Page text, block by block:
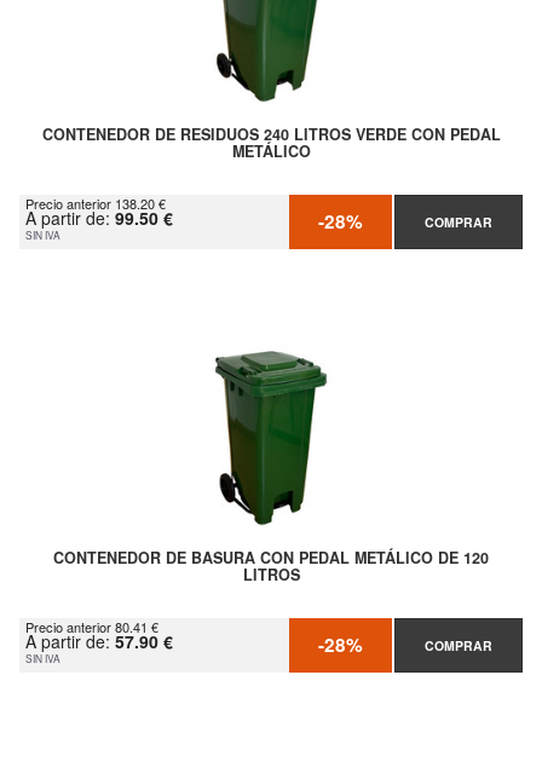
CONTENEDOR DE RESIDUOS 240 LITROS VERDE CON PEDAL
METÁLICO
Precio anterior 138.20 €
A partir de: 99.50 €
SIN IVA -28% COMPRAR
CONTENEDOR DE BASURA CON PEDAL METÁLICO DE 120
LITROS
Precio anterior 80.41 €
A partir de: 57.90 €
SIN IVA -28% COMPRAR